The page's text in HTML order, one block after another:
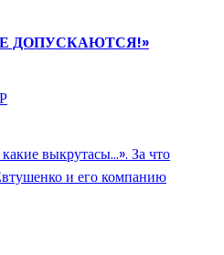
ДОПУСКАЮТСЯ!»
выкрутасы…». За что
и его компанию